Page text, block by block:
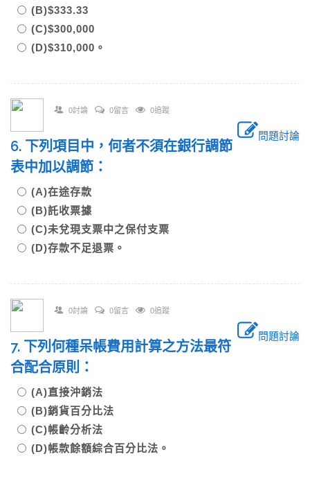
(B)$333.33
(C)$300,000
(D)$310,000。
0討論 0留言 0追蹤
問題討論
6. 下列項目中，何者不須在銀行調節
表中加以調節：
(A)在途存款
(B)託收票據
(C)未兌現支票中之保付支票
(D)存款不足退票。
0討論 0留言 0追蹤
問題討論
7. 下列何種呆帳費用計算之方法最符
合配合原則：
(A)直接沖銷法
(B)銷貨百分比法
(C)帳齡分析法
(D)帳款餘額綜合百分比法。